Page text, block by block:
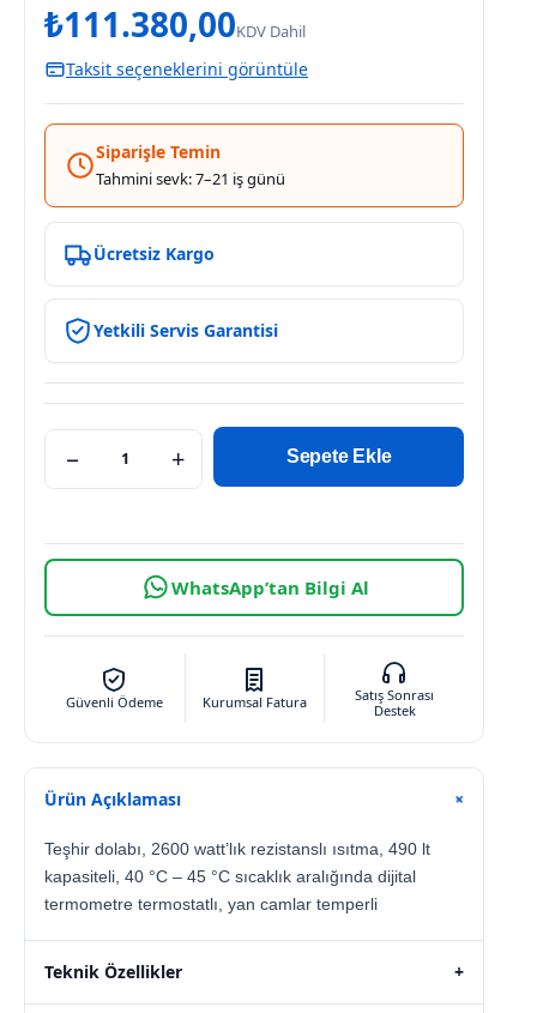
₺111.380,00KDV Dahil
Taksit seçeneklerini görüntüle
Siparişle Temin
Tahmini sevk: 7–21 iş günü
Ücretsiz Kargo
Yetkili Servis Garantisi
− + Sepete Ekle
WhatsApp’tan Bilgi Al
Güvenli Ödeme Kurumsal Fatura
Satış Sonrası
Destek
Ürün Açıklaması +
Teşhir dolabı, 2600 watt’lık rezistanslı ısıtma, 490 lt
kapasiteli, 40 °C – 45 °C sıcaklık aralığında dijital
termometre termostatlı, yan camlar temperli
Teknik Özellikler +